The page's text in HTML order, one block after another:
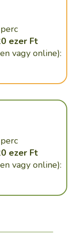
ezer Ft
vagy online):
ezer Ft
vagy online):